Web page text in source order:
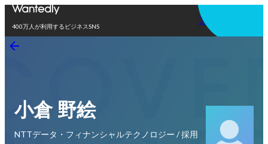
400万人が利用するビジネスSNS
アプリを使う
小倉 野絵
NTTデータ・フィナンシャルテクノロジー / 採用